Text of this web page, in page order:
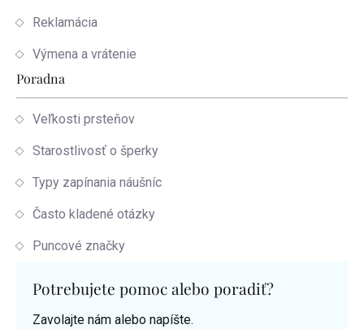
Reklamácia
Výmena a vrátenie
Poradna
Veľkosti prsteňov
Starostlivosť o šperky
Typy zapínania náušníc
Často kladené otázky
Puncové značky
Potrebujete pomoc alebo poradiť?
Zavolajte nám alebo napíšte.